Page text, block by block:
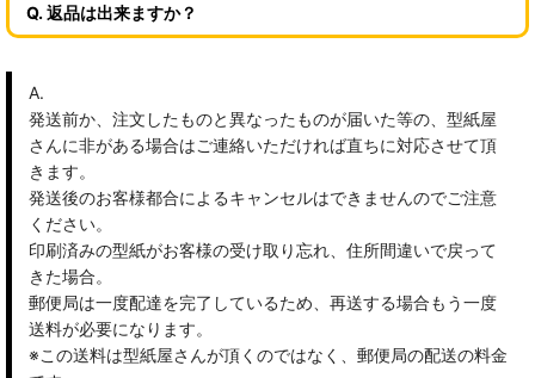
Q. 返品は出来ますか？
A.
発送前か、注文したものと異なったものが届いた等の、型紙屋
さんに非がある場合はご連絡いただければ直ちに対応させて頂
きます。
発送後のお客様都合によるキャンセルはできませんのでご注意
ください。
印刷済みの型紙がお客様の受け取り忘れ、住所間違いで戻って
きた場合。
郵便局は一度配達を完了しているため、再送する場合もう一度
送料が必要になります。
※この送料は型紙屋さんが頂くのではなく、郵便局の配送の料金